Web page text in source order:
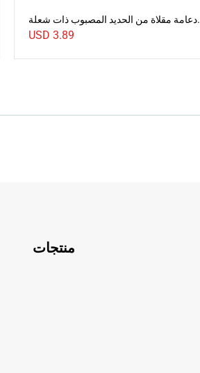
دعامة مقلاة من الحديد المصبوب ذات شعلة
واحدة
USD 3.89
منتجات